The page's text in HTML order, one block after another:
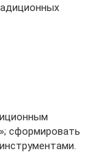
сформировать